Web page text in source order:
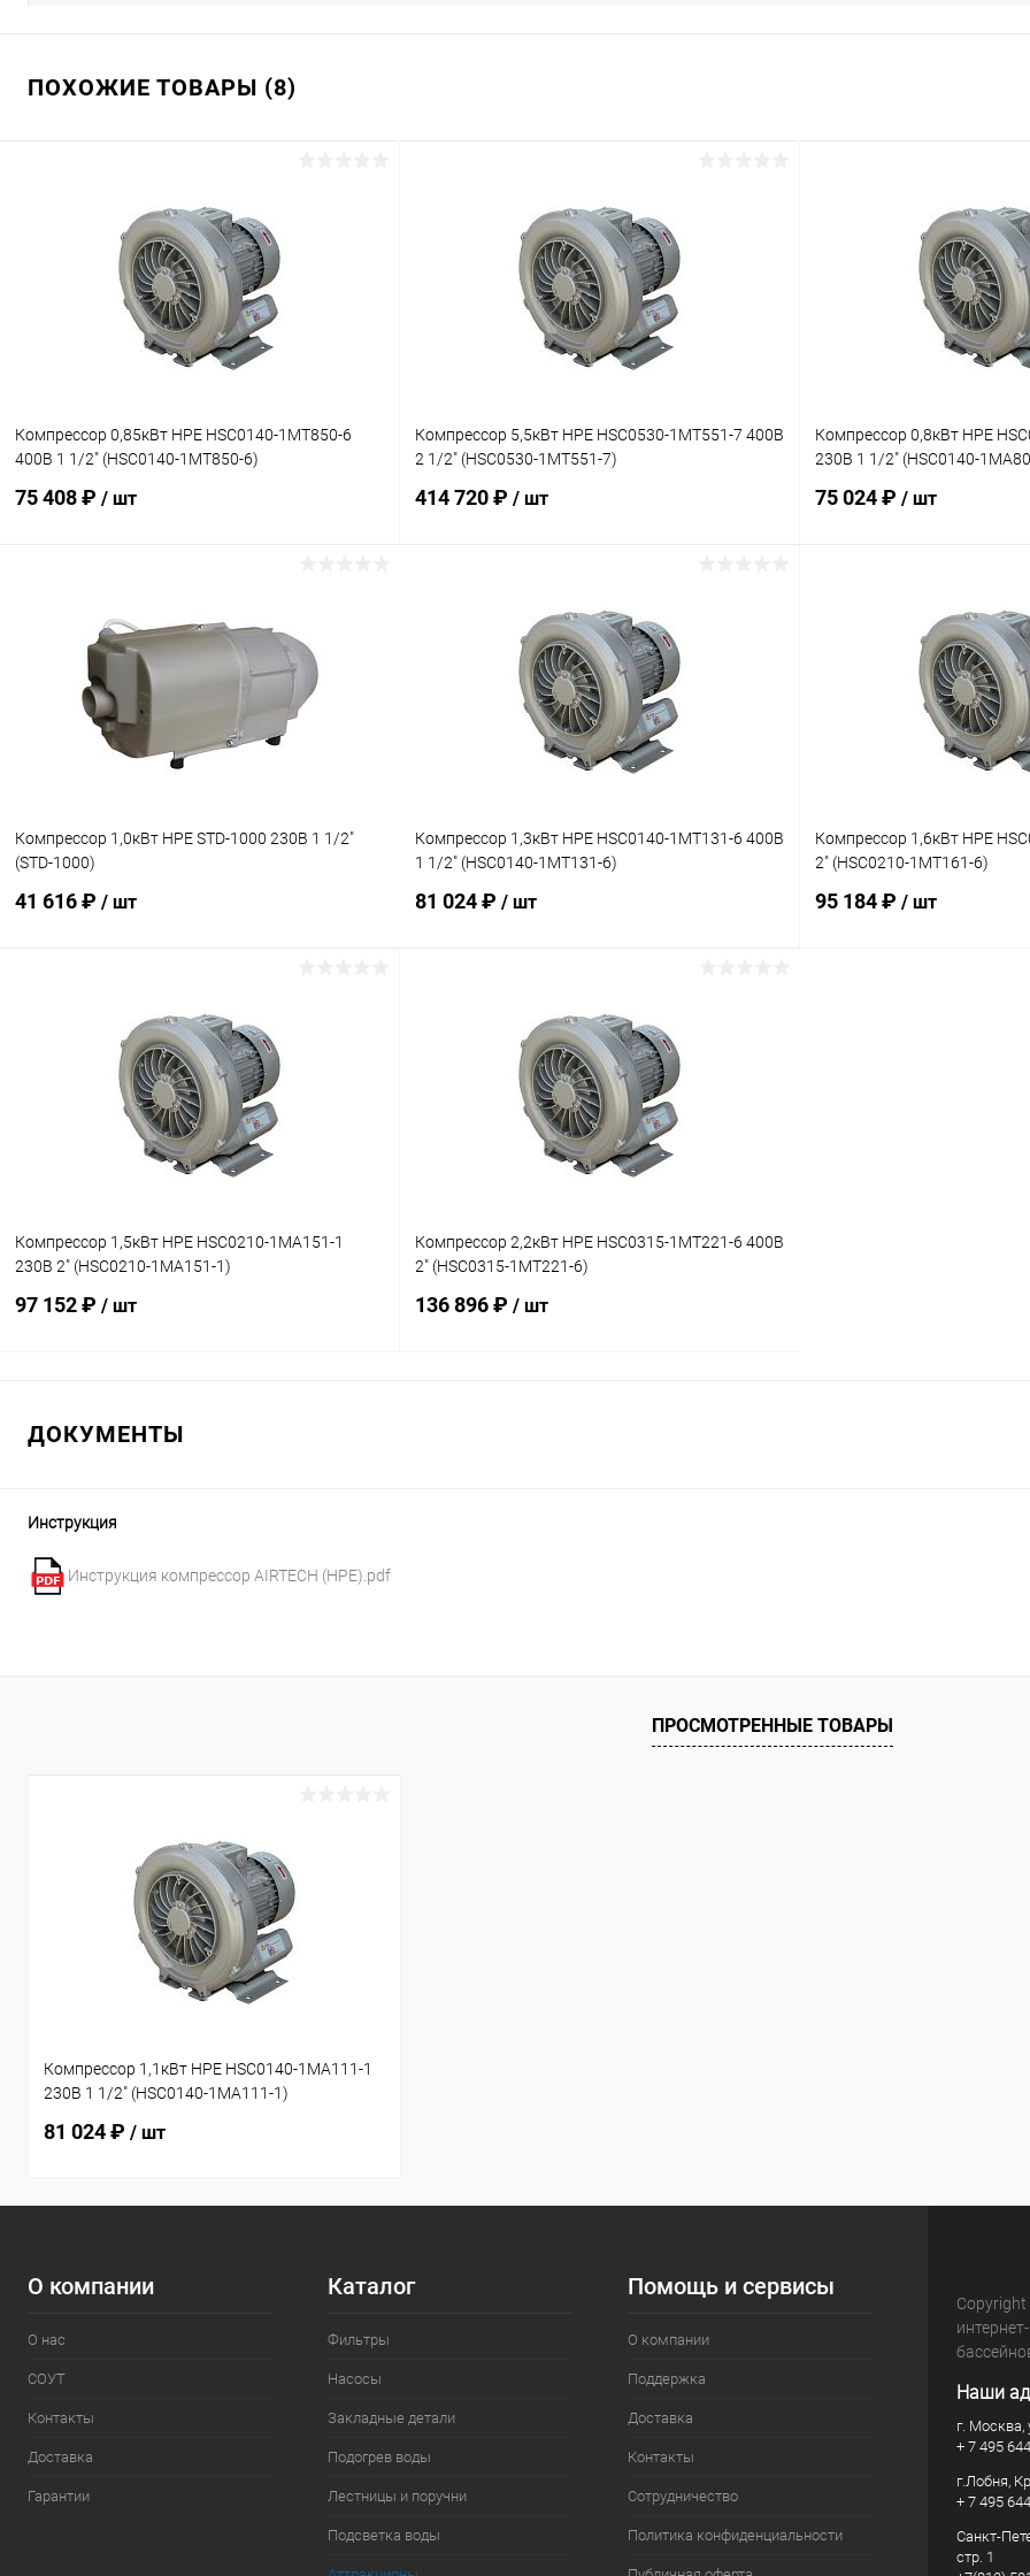
ПОХОЖИЕ ТОВАРЫ (8)
Компрессор 0,85кВт HPE HSC0140-1MT850-6
400В 1 1/2" (HSC0140-1MT850-6)
75 408 ₽ / шт
В избранное
К сравнению В наличии
Компрессор 5,5кВт HPE HSC0530-1MT551-7 400В
2 1/2" (HSC0530-1MT551-7)
414 720 ₽ / шт
В избранное
К сравнению В наличии
Компрессор 0,8кВт HPE
230В 1 1/2" (HSC0140-
75 024 ₽ / шт
В избранное
К сравнению
Компрессор 1,0кВт HPE STD-1000 230В 1 1/2"
(STD-1000)
41 616 ₽ / шт
В избранное
К сравнению В наличии
Компрессор 1,3кВт HPE HSC0140-1MT131-6 400В
1 1/2" (HSC0140-1MT131-6)
81 024 ₽ / шт
В избранное
К сравнению В наличии
Компрессор 1,6кВт HPE
2" (HSC0210-1MT161-6)
95 184 ₽ / шт
Компрессор 1,5кВт HPE HSC0210-1MA151-1
230В 2" (HSC0210-1MA151-1)
97 152 ₽ / шт
Компрессор 2,2кВт HPE HSC0315-1MT221-6 400В
2" (HSC0315-1MT221-6)
136 896 ₽ / шт
ДОКУМЕНТЫ
Инструкция
Инструкция компрессор AIRTECH (HPE).pdf
ПРОСМОТРЕННЫЕ ТОВАРЫ
Компрессор 1,1кВт HPE HSC0140-1MA111-1
230В 1 1/2" (HSC0140-1MA111-1)
81 024 ₽ / шт
О компании
О нас
СОУТ
Контакты
Доставка
Гарантии
Каталог
Фильтры
Насосы
Закладные детали
Подогрев воды
Лестницы и поручни
Подсветка воды
Помощь и сервисы
О компании
Поддержка
Доставка
Контакты
Сотрудничество
Политика конфиденциальности
Наши
г. Москва,
+ 7 495
г.Лобня,
+ 7 495
Санкт-
стр. 1